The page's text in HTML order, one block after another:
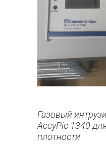
Газовый
AccyPic 1340
плотности